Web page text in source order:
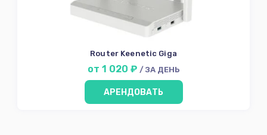
Router Keenetic Giga
от 1 020 ₽ / ЗА ДЕНЬ
АРЕНДОВАТЬ